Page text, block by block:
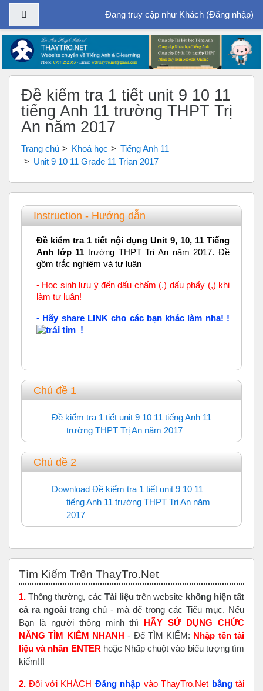
Chuyển tới nội dung chính
Bảng điều khiển cạnhĐang truy cập như Khách (Đăng nhập)
Đề kiểm tra 1 tiết unit 9 10 11
tiếng Anh 11 trường THPT Trị
An năm 2017
Trang chủ Khoá học
Tiếng Anh 11
Unit 9 10 11 Grade 11 Trian 2017
Tổng quan các chủ đề
Instruction - Hướng dẫn
Đề kiểm tra 1 tiết nội dụng Unit 9, 10, 11 Tiếng
Anh lớp 11 trường THPT Trị An năm 2017. Đề
gồm trắc nghiệm và tự luận
- Học sinh lưu ý đến dấu chấm (.) dấu phẩy (,) khi
làm tự luận!
- Hãy share LINK cho các bạn khác làm nha! !
!
Chủ đề 1
Đề kiểm tra 1 tiết unit 9 10 11 tiếng Anh 11
trường THPT Trị An năm 2017Trắc nghiệm
Chủ đề 2
Download Đề kiểm tra 1 tiết unit 9 10 11
tiếng Anh 11 trường THPT Trị An năm
2017
URL
Tìm Kiếm Trên ThayTro.Net
1. Thông thường, các Tài liệu trên website không hiện tất
cả ra ngoài trang chủ - mà để trong các Tiểu mục. Nếu
Bạn là người thông minh thì HÃY SỬ DỤNG CHỨC
NĂNG TÌM KIẾM NHANH - Để TÌM KIẾM: Nhập tên tài
liệu và nhấn ENTER hoặc Nhấp chuột vào biểu tượng tìm
kiếm!!!
2. Đối với KHÁCH Đăng nhập vào ThayTro.Net bằngtài